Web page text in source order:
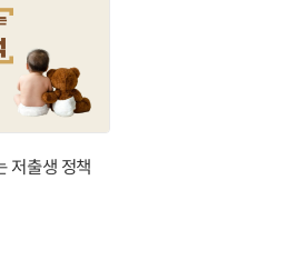
저출생 정책